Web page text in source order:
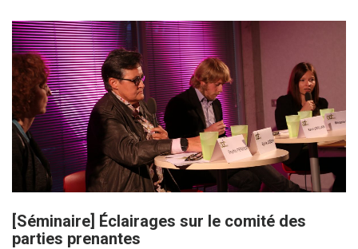
[Séminaire] Éclairages sur le comité des
parties prenantes